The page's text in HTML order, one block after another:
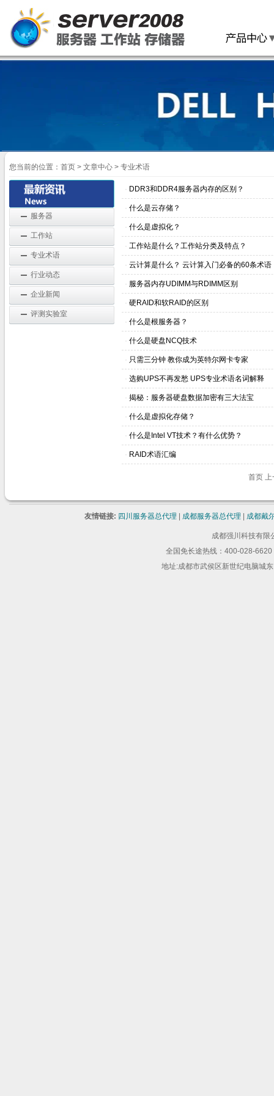
您当前的位置： 首页 > 文章中心 > 专业术语
服务器
工作站
专业术语
行业动态
企业新闻
评测实验室
· DDR3和DDR4服务器内存的区别？
· 什么是云存储？
· 什么是虚拟化？
· 工作站是什么？工作站分类及特点？
· 云计算是什么？ 云计算入门必备的60条术语
· 服务器内存UDIMM与RDIMM区别
· 硬RAID和软RAID的区别
· 什么是根服务器？
· 什么是硬盘NCQ技术
· 只需三分钟 教你成为英特尔网卡专家
· 选购UPS不再发愁 UPS专业术语名词解释
· 揭秘：服务器硬盘数据加密有三大法宝
· 什么是虚拟化存储？
· 什么是Intel VT技术？有什么优势？
· RAID术语汇编
首页
友情链接: 四川服务器总代理 成都服务器总代理 成都戴
成都强川科技有限
全国免长途热线：400-028-
地址:成都市武侯区新世纪电脑